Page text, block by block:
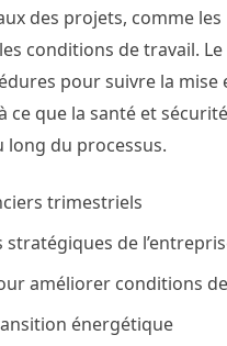
des projets, comme les
conditions de travail.
pour suivre la mise
que la santé et
du processus.
trimestriels
de
améliorer conditions
énergétique